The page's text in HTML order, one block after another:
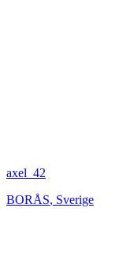
axel_42
BORÅS, Sverige